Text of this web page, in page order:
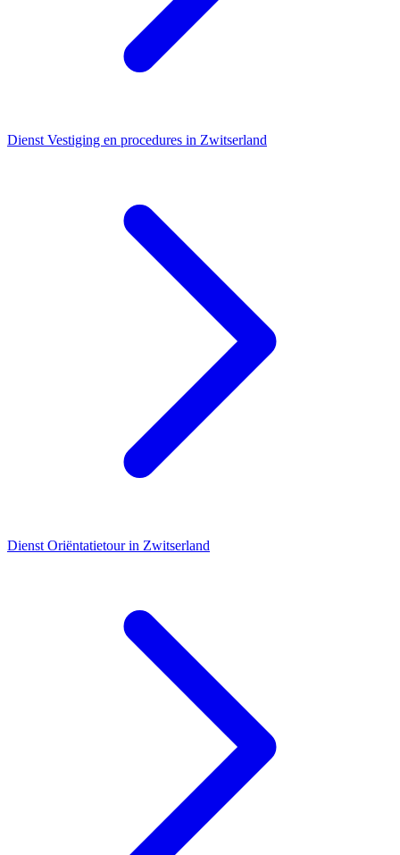
Dienst Vestiging en procedures in Zwitserland
Dienst Oriëntatietour in Zwitserland